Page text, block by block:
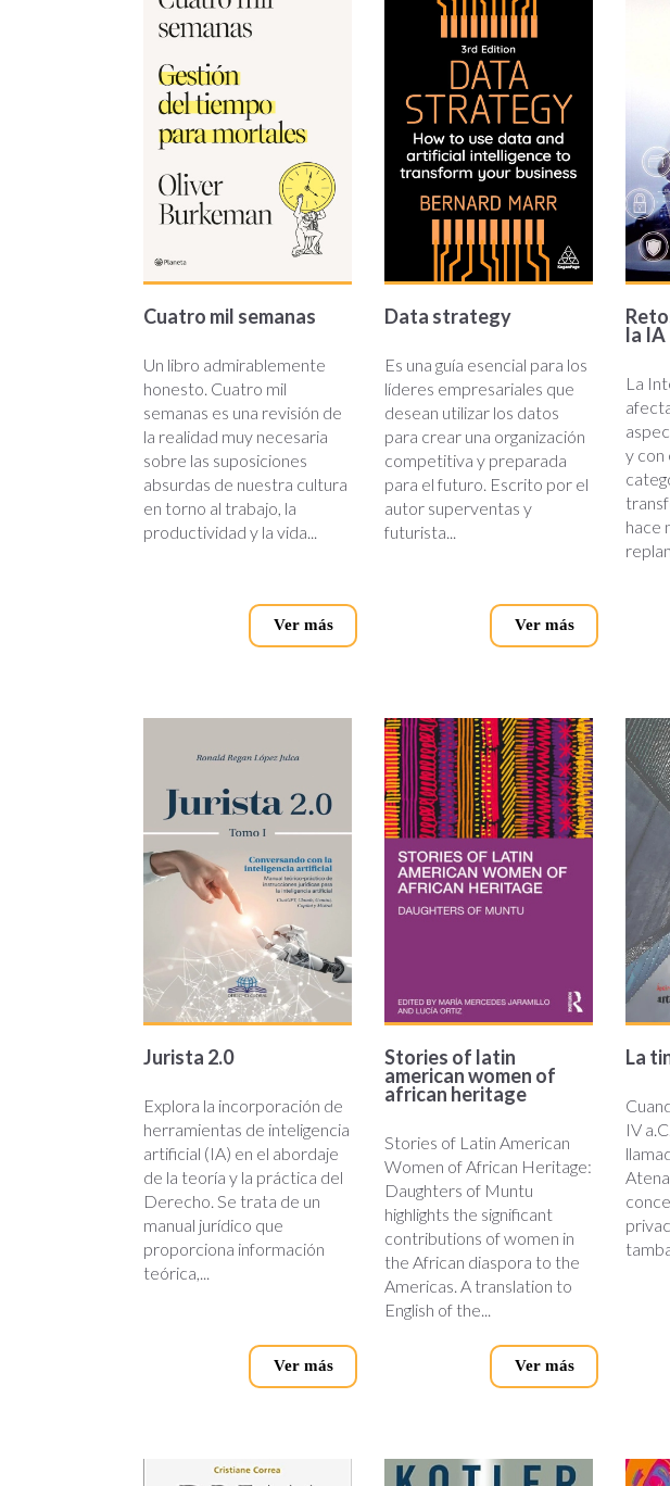
Cuatro mil semanas
Un libro admirablemente
honesto. Cuatro mil
semanas es una revisión de
la realidad muy necesaria
sobre las suposiciones
absurdas de nuestra cultura
en torno al trabajo, la
productividad y la vida...
Ver más
Data strategy
Es una guía esencial para los
líderes empresariales que
desean utilizar los datos
para crear una organización
competitiva y preparada
para el futuro. Escrito por el
autor superventas y
futurista...
Ver más
la IA
La
y con
hace
Jurista 2.0
Explora la incorporación de
herramientas de inteligencia
artificial (IA) en el abordaje
de la teoría y la práctica del
Derecho. Se trata de un
manual jurídico que
proporciona información
teórica,...
Ver más
stories_of_latin.jpg
Stories of latin
american women of
african heritage
Stories of Latin American
Women of African Heritage:
Daughters of Muntu
highlights the significant
contributions of women in
the African diaspora to the
Americas. A translation to
English of the...
Ver más
La
IV
dream-
direccion-